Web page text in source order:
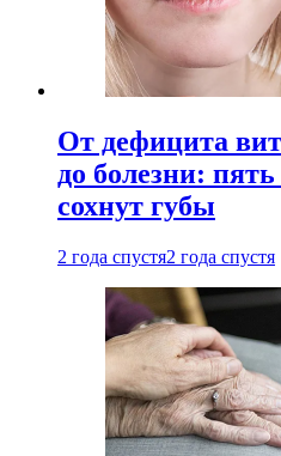
От дефицита
до болезни:
сохнут губы
2 года спустя2 года спустя